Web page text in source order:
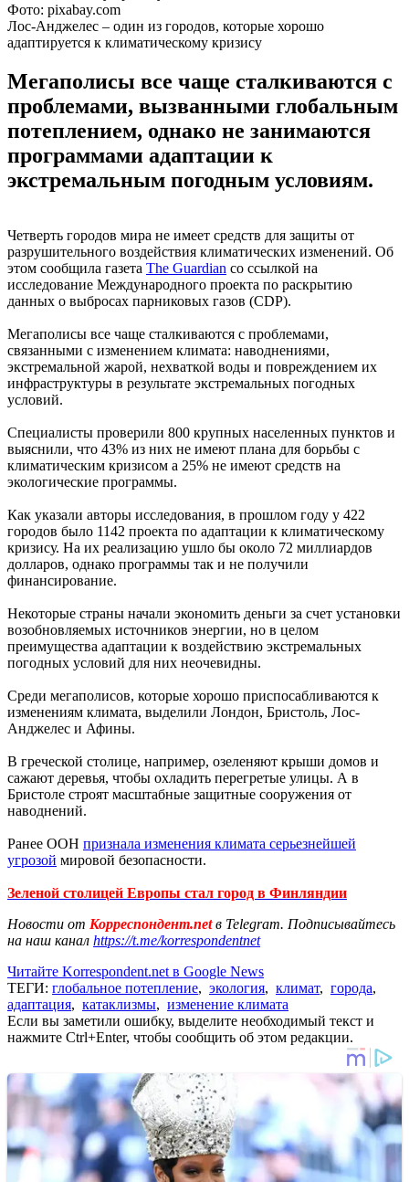
Фото: pixabay.com
Лос-Анджелес – один из городов, которые хорошо
адаптируется к климатическому кризису
Мегаполисы все чаще сталкиваются с
проблемами, вызванными глобальным
потеплением, однако не занимаются
программами адаптации к
экстремальным погодным условиям.
Четверть городов мира не имеет средств для защиты от
разрушительного воздействия климатических изменений. Об
этом сообщила газета The Guardian со ссылкой на
исследование Международного проекта по раскрытию
данных о выбросах парниковых газов (CDP).
Мегаполисы все чаще сталкиваются с проблемами,
связанными с изменением климата: наводнениями,
экстремальной жарой, нехваткой воды и повреждением их
инфраструктуры в результате экстремальных погодных
условий.
Специалисты проверили 800 крупных населенных пунктов и
выяснили, что 43% из них не имеют плана для борьбы с
климатическим кризисом а 25% не имеют средств на
экологические программы.
Как указали авторы исследования, в прошлом году у 422
городов было 1142 проекта по адаптации к климатическому
кризису. На их реализацию ушло бы около 72 миллиардов
долларов, однако программы так и не получили
финансирование.
Некоторые страны начали экономить деньги за счет установки
возобновляемых источников энергии, но в целом
преимущества адаптации к воздействию экстремальных
погодных условий для них неочевидны.
Среди мегаполисов, которые хорошо приспосабливаются к
изменениям климата, выделили Лондон, Бристоль, Лос-
Анджелес и Афины.
В греческой столице, например, озеленяют крыши домов и
сажают деревья, чтобы охладить перегретые улицы. А в
Бристоле строят масштабные защитные сооружения от
наводнений.
Ранее ООН признала изменения климата серьезнейшей
угрозой мировой безопасности.
Зеленой столицей Европы стал город в Финляндии
Новости от Корреспондент.netв Telegram. Подписывайтесь
на наш канал https://t.me/korrespondentnet
Читайте Korrespondent.net в Google News
ТЕГИ: глобальное потепление, экология, климат, города,
адаптация, катаклизмы, изменение климата
Если вы заметили ошибку, выделите необходимый текст и
нажмите Ctrl+Enter, чтобы сообщить об этом редакции.